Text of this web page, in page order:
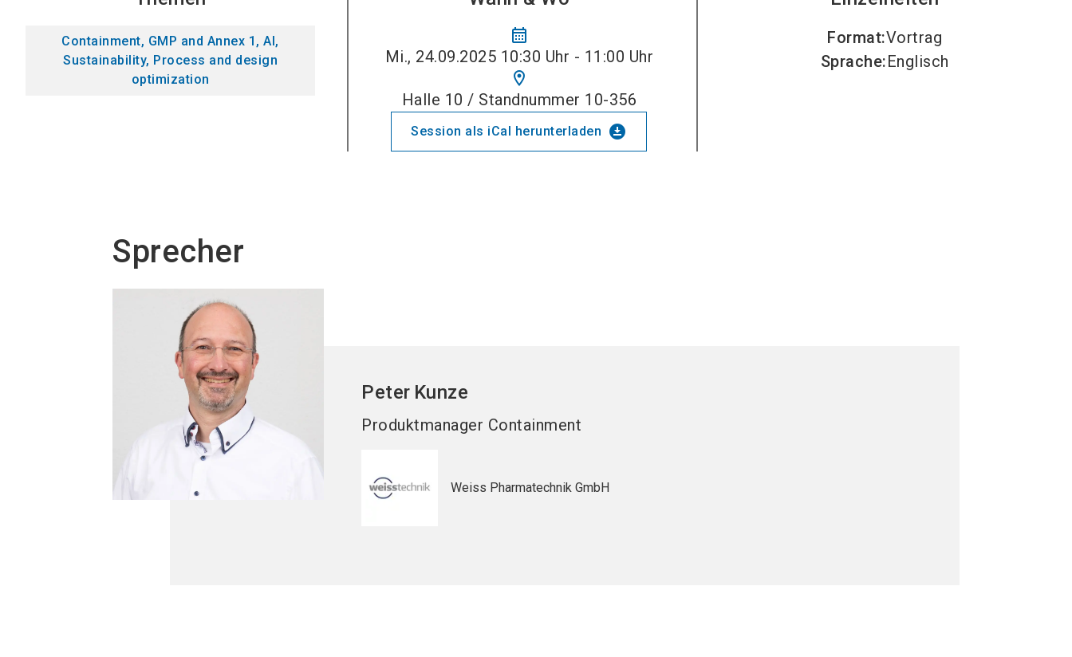
Containment, GMP and Annex 1, AI,
Sustainability, Process and design
optimization
calendar_month
Mi., 24.09.2025 10:30 Uhr - 11:00 Uhr
location_on
Halle 10 / Standnummer 10-356
Session als iCal herunterladen download_for_offline
Format:Vortrag
Sprache:Englisch
Sprecher
Peter Kunze
Produktmanager Containment
Weiss Pharmatechnik GmbH